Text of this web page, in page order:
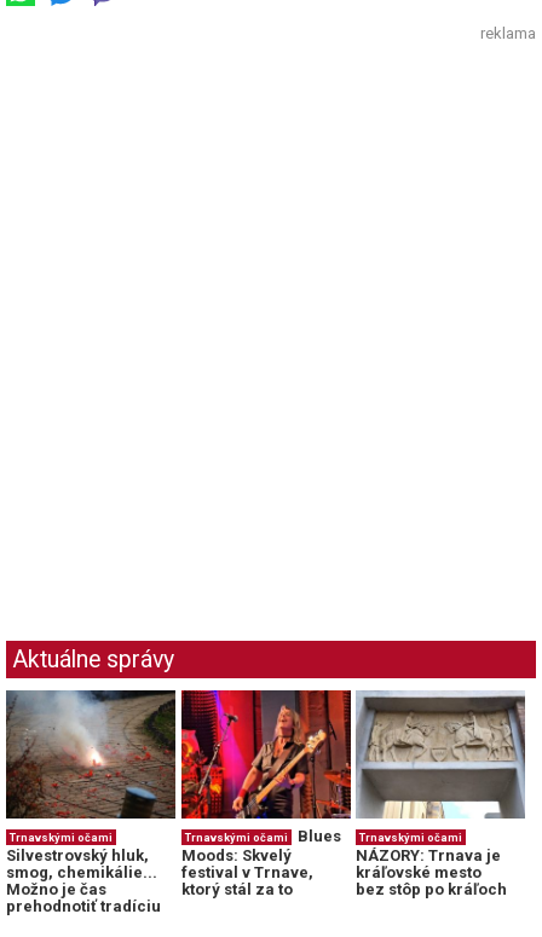
reklama
Aktuálne správy
Trnavskými očami
Silvestrovský hluk,
smog, chemikálie...
Možno je čas
prehodnotiť tradíciu
Trnavskými očami
Blues
Moods: Skvelý
festival v Trnave,
ktorý stál za to
Trnavskými očami
NÁZORY: Trnava je
kráľovské mesto
bez stôp po kráľoch